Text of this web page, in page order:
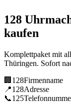
128
kaufen
Komplettpaket mit
Thüringen. Sofort
🏢 128Firmenname
📍128Adresse
📞125